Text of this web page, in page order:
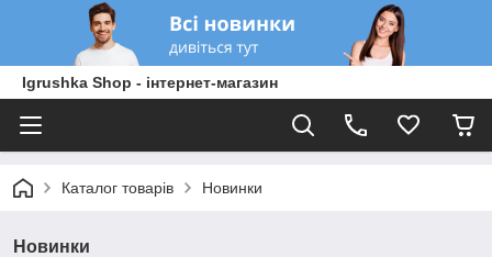
Igrushka Shop - інтернет-магазин
Каталог товарів Новинки
Новинки